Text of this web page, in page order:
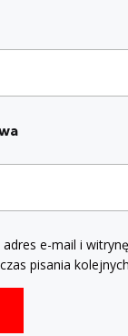
e-mail i
pisania